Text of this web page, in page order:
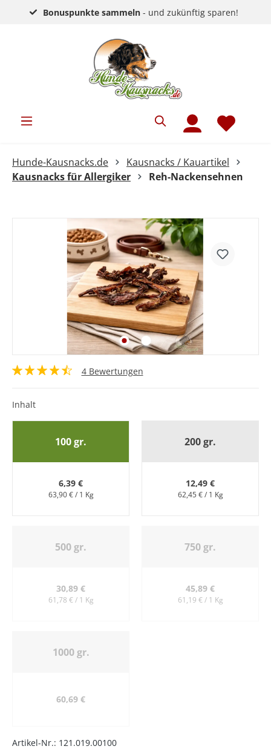
Bonuspunkte sammeln - und zukünftig sparen!
Hunde-Kausnacks.de
Kausnacks / Kauartikel
Kausnacks für Allergiker
Reh-Nackensehnen
4 Bewertungen
Inhalt
100 gr.
6,39 €
63,90 € / 1 Kg
200 gr.
12,49 €
62,45 € / 1 Kg
500 gr.
30,89 €
61,78 € / 1 Kg
750 gr.
45,89 €
61,19 € / 1 Kg
1000 gr.
60,69 €
Artikel-Nr.: 121.019.00100